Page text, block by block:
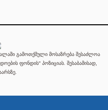
გამოთქმული მოსაზრება შესაძლოა
ფონდის" პოზიციას. შესაბამისად,